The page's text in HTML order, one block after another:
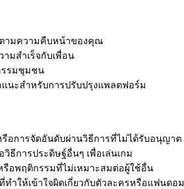
ตามความคืบหน้าของคุณ
มสำเร็จกับเพื่อน
รรมชุมชน
นะสำหรับการปรับปรุงแพลตฟอร์ม
อการจัดอันดับผ่านวิธีการที่ไม่ได้รับอนุญาต
ธีการประดิษฐ์อื่นๆ เพื่อเล่นเกม
อพฤติกรรมที่ไม่เหมาะสมต่อผู้ใช้อื่น
ำให้เข้าใจผิดเกี่ยวกับตัวละครหรือแฟนดอม